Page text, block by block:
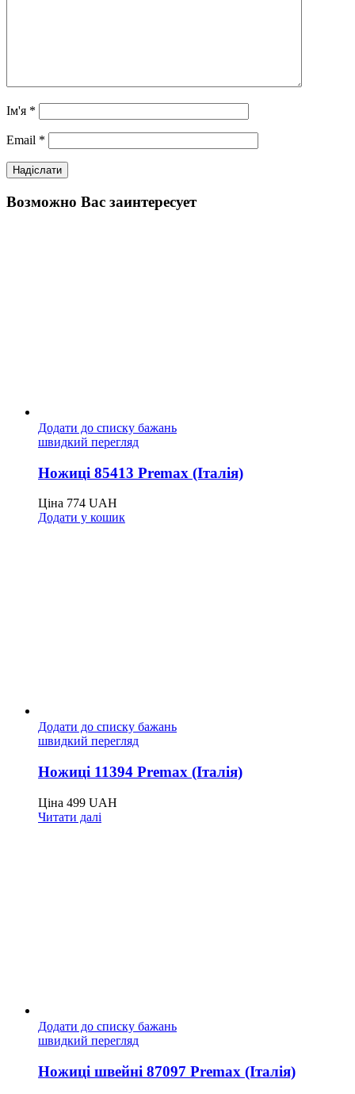
Ім'я *
Email *
Возможно Вас заинтересует
Додати до списку бажань
швидкий перегляд
Ножиці 85413 Premax (Італія)
Ціна 774 UAH
Додати у кошик
Додати до списку бажань
швидкий перегляд
Ножиці 11394 Premax (Італія)
Ціна 499 UAH
Читати далі
Додати до списку бажань
швидкий перегляд
Ножиці швейні 87097 Premax (Італія)